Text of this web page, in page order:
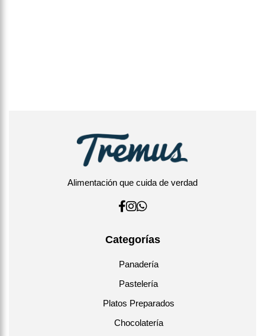
Alimentación que cuida de verdad
Categorías
Panadería
Pastelería
Platos Preparados
Chocolatería